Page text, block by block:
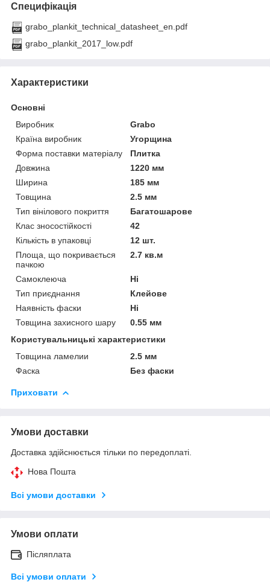
Специфікація
grabo_plankit_technical_datasheet_en.pdf
grabo_plankit_2017_low.pdf
Характеристики
Основні
Виробник
Grabo
Країна виробник
Угорщина
Форма поставки матеріалу
Плитка
Довжина
1220 мм
Ширина
185 мм
Товщина
2.5 мм
Тип вінілового покриття
Багатошарове
Клас зносостійкості
42
Кількість в упаковці
12 шт.
Площа, що покривається
пачкою
2.7 кв.м
Самоклеюча
Ні
Тип приєднання
Клейове
Наявність фаски
Ні
Товщина захисного шару
0.55 мм
Користувальницькі характеристики
Товщина ламелии
2.5 мм
Фаска
Без фаски
Приховати
Умови доставки
Доставка здійснюється тільки по передоплаті.
Нова Пошта
Всі умови доставки
Умови оплати
Післяплата
Всі умови оплати